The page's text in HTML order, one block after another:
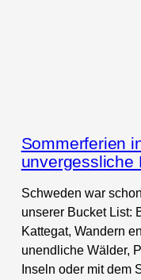
Sommerferien
unvergessliche
Schweden war
unserer Bucket List:
Kattegat, Wandern
unendliche Wälder,
Inseln oder mit dem